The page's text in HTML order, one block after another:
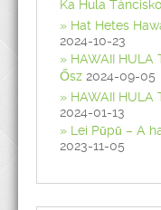
Ka Hula
Hat Hetes
2024-10-23
HAWAII HULA
Ősz 2024-09-05
HAWAII HULA
2024-01-13
Lei Pūpū – A
2023-11-05